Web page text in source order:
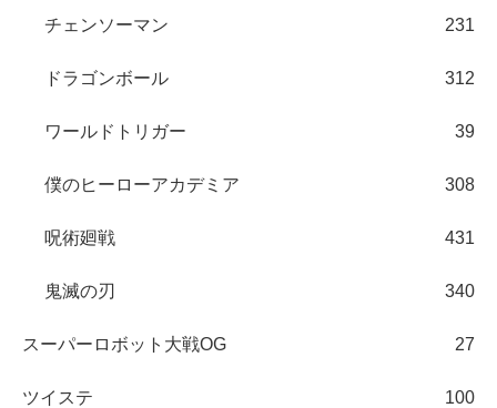
チェンソーマン 231
ドラゴンボール 312
ワールドトリガー 39
僕のヒーローアカデミア 308
呪術廻戦 431
鬼滅の刃 340
スーパーロボット大戦OG 27
ツイステ 100